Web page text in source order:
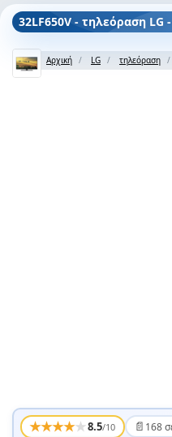
32LF650V - τηλεόραση LG
Αρχική LG τηλεόραση
★★★★★8.5/10 📄 168